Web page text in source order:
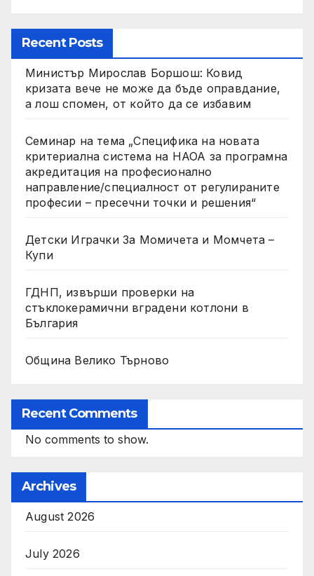
Recent Posts
Министър Мирослав Боршош: Ковид
кризата вече не може да бъде оправдание,
а лош спомен, от който да се избавим
Семинар на тема „Специфика на новата
критериална система на НАОА за програмна
акредитация на професионално
направление/специалност от регулираните
професии – пресечни точки и решения“
Детски Играчки За Момичета и Момчета –
Купи
ГДНП, извърши проверки на
стъклокерамични вградени котлони в
България
Община Велико Търново
Recent Comments
No comments to show.
Archives
August 2026
July 2026